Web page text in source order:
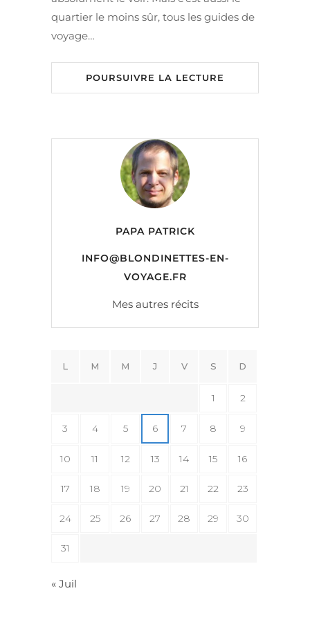
quartier le moins sûr, tous les guides de
voyage…
POURSUIVRE LA LECTURE
PAPA PATRICK
INFO@BLONDINETTES-EN-
VOYAGE.FR
Mes autres récits
L M M J V S D
1 2
3 4 5 6 7 8 9
10 11 12 13 14 15 16
17 18 19 20 21 22 23
24 25 26 27 28 29 30
31
« Juil